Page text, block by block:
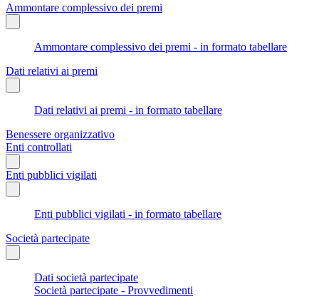
Ammontare complessivo dei premi
Ammontare complessivo dei premi - in formato tabellare
Dati relativi ai premi
Dati relativi ai premi - in formato tabellare
Benessere organizzativo
Enti controllati
Enti pubblici vigilati
Enti pubblici vigilati - in formato tabellare
Società partecipate
Dati società partecipate
Società partecipate - Provvedimenti